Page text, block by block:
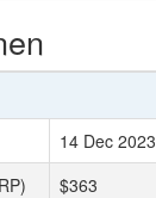
14 Dec 2023
$363